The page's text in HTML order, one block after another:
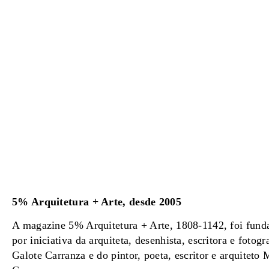
5% Arquitetura + Arte, desde 2005
A magazine 5% Arquitetura + Arte, 1808-1142, foi
por iniciativa da arquiteta, desenhista, escritora e
Galote Carranza e do pintor, poeta, escritor e arquiteto